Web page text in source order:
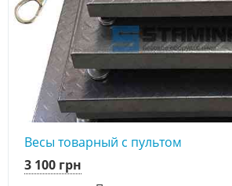
Весы товарный с пультом
3 100 грн